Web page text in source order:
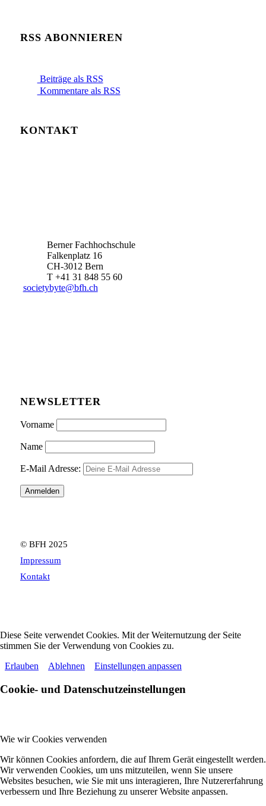
RSS ABONNIEREN
Beiträge als RSS
Kommentare als RSS
KONTAKT
Berner Fachhochschule
Falkenplatz 16
CH-3012 Bern
T +41 31 848 55 60
societybyte@bfh.ch
NEWSLETTER
Vorname
Name
E-Mail Adresse:
© BFH 2025
Impressum
Kontakt
Diese Seite verwendet Cookies. Mit der Weiternutzung der Seite
stimmen Sie der Verwendung von Cookies zu.
Erlauben
Ablehnen Einstellungen anpassen
Cookie- und Datenschutzeinstellungen
Wie wir Cookies verwenden
Wir können Cookies anfordern, die auf Ihrem Gerät eingestellt werden.
Wir verwenden Cookies, um uns mitzuteilen, wenn Sie unsere
Websites besuchen, wie Sie mit uns interagieren, Ihre Nutzererfahrung
verbessern und Ihre Beziehung zu unserer Website anpassen.